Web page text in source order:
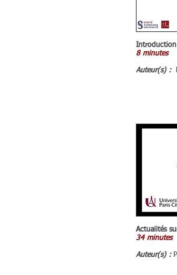
Introduction
8 minutes
Auteur(s) :
Actualités
34 minutes
Auteur(s) :